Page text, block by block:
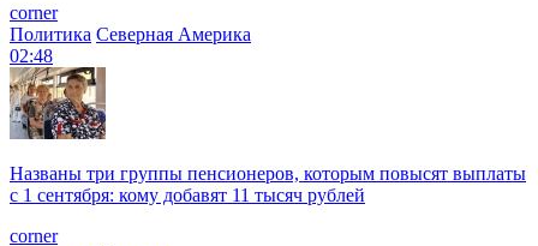
corner
Политика Северная Америка
02:48
Названы три группы пенсионеров, которым повысят выплаты
с 1 сентября: кому добавят 11 тысяч рублей
corner